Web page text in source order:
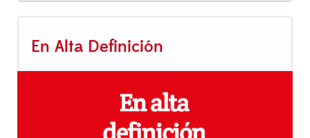
En Alta Definición